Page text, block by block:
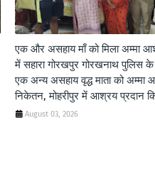
एक और असहाय माँ को मिला अम्मा
में सहारा गोरखपुर गोरखनाथ पुलिस
एक अन्य असहाय वृद्ध माता को अम्मा
निकेतन, मोहरीपुर में आश्रय प्रदान
August 03, 2026